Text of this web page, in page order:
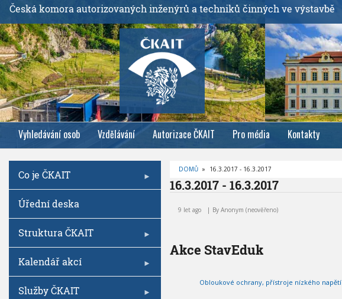
ř
e
j
í
t
k
h
l
v
Česká komora autorizovaných inženýrů a techniků činných ve výstavbě
Vyhledávání osob Vzdělávání Autorizace ČKAIT Pro média Kontakty
D
R
E
Á
N
DOMŮ » 16.3.2017 - 16.3.2017
16.3.2017 - 16.3.2017
2
9 let ago By Anonym (neověřeno)
Akce StavEduk
Obloukové ochrany, přístroje nízkého napětí
Co je ČKAIT
Úřední deska
Struktura ČKAIT
Kalendář akcí
Služby ČKAIT